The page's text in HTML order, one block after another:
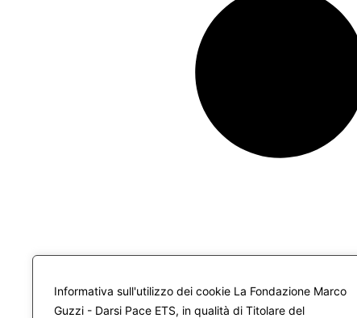
Informativa sull'utilizzo dei cookie La Fondazione Marco
Guzzi - Darsi Pace ETS, in qualità di Titolare del